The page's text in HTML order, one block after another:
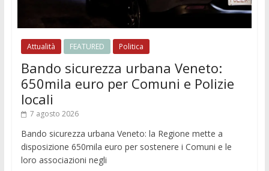
Attualità FEATURED Politica
Bando sicurezza urbana Veneto:
650mila euro per Comuni e Polizie
locali
7 agosto 2026
Bando sicurezza urbana Veneto: la Regione mette a
disposizione 650mila euro per sostenere i Comuni e le
loro associazioni negli